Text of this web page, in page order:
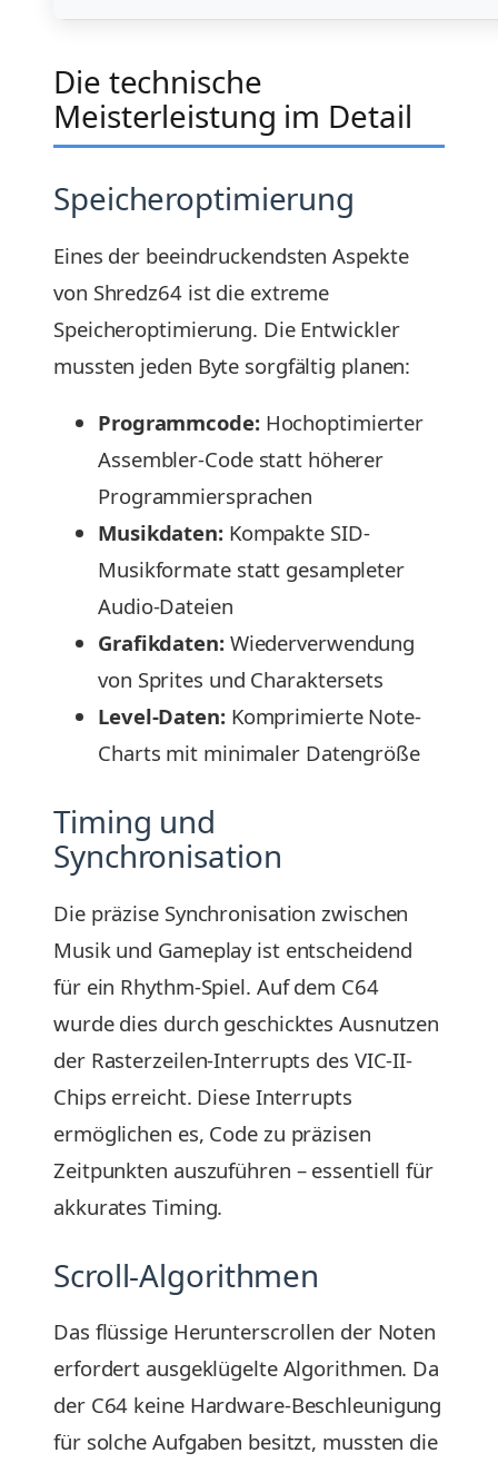
Die technische
Meisterleistung im Detail
Speicheroptimierung
Eines der beeindruckendsten Aspekte
von Shredz64 ist die extreme
Speicheroptimierung. Die Entwickler
mussten jeden Byte sorgfältig planen:
Programmcode:Hochoptimierter
Assembler-Code statt höherer
Programmiersprachen
Musikdaten:Kompakte SID-
Musikformate statt gesampleter
Audio-Dateien
Grafikdaten:Wiederverwendung
von Sprites und Charaktersets
Level-Daten:Komprimierte Note-
Charts mit minimaler Datengröße
Timing und
Synchronisation
Die präzise Synchronisation zwischen
Musik und Gameplay ist entscheidend
für ein Rhythm-Spiel. Auf dem C64
wurde dies durch geschicktes Ausnutzen
der Rasterzeilen-Interrupts des VIC-II-
Chips erreicht. Diese Interrupts
ermöglichen es, Code zu präzisen
Zeitpunkten auszuführen – essentiell für
akkurates Timing.
Scroll-Algorithmen
Das flüssige Herunterscrollen der Noten
erfordert ausgeklügelte Algorithmen. Da
der C64 keine Hardware-Beschleunigung
für solche Aufgaben besitzt, mussten die